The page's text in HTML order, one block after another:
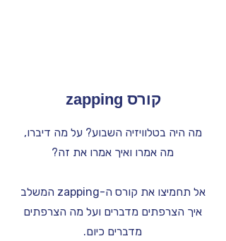
קורס zapping
מה היה בטלוויזיה השבוע? על מה דיברו,
מה אמרו ואיך אמרו את זה?
אל תחמיצו את קורס ה-zapping המשלב
איך הצרפתים מדברים ועל מה הצרפתים
מדברים כיום.